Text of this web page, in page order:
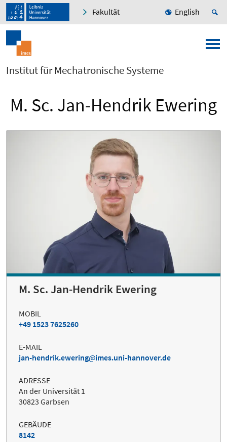
Fakultät English
Institut für Mechatronische Systeme
M. Sc. Jan-Hendrik Ewering
M. Sc. Jan-Hendrik Ewering
MOBIL
+49 1523 7625260
E-MAIL
jan-hendrik.ewering
imes.uni-hannover.de
ADRESSE
An der Universität 1
30823 Garbsen
GEBÄUDE
8142